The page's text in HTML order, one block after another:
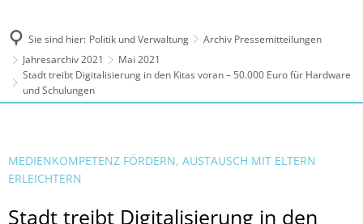
Sie sind hier: Politik und Verwaltung
Archiv Pressemitteilungen
Jahresarchiv 2021
Mai 2021
Stadt treibt Digitalisierung in den Kitas voran – 50.000 Euro für Hardware
und Schulungen
MEDIENKOMPETENZ FÖRDERN, AUSTAUSCH MIT ELTERN
ERLEICHTERN
Stadt treibt Digitalisierung in den